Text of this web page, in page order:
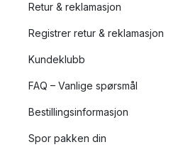
Retur & reklamasjon
Registrer retur & reklamasjon
Kundeklubb
FAQ – Vanlige spørsmål
Bestillingsinformasjon
Spor pakken din